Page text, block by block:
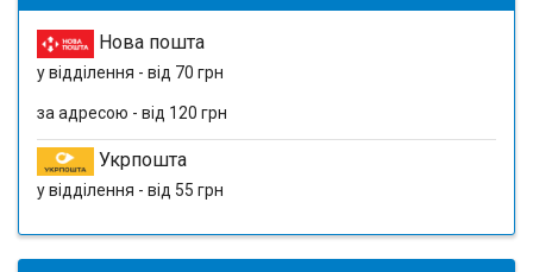
Нова пошта
у відділення - від 70 грн
за адресою - від 120 грн
Укрпошта
у відділення - від 55 грн